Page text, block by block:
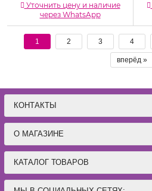
Уточнить цену и наличие
через WhatsApp
1 2 3 4
вперёд »
КОНТАКТЫ
О МАГАЗИНЕ
КАТАЛОГ ТОВАРОВ